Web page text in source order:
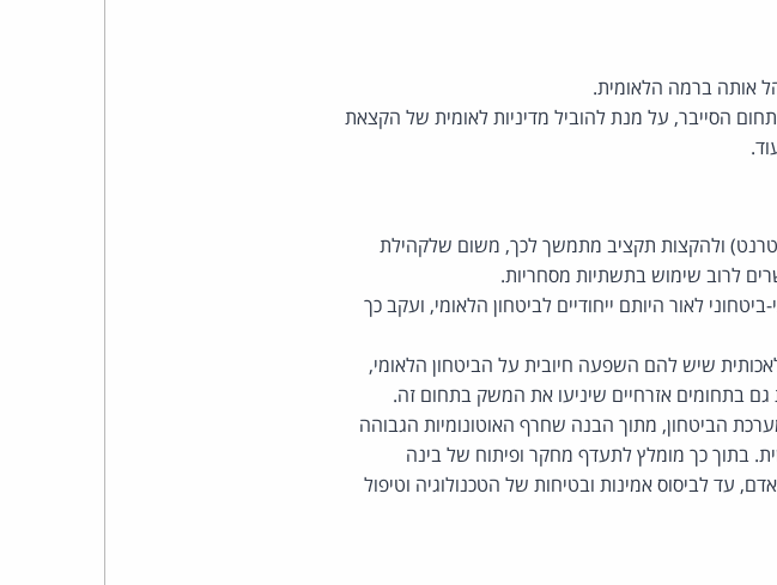
אותה ברמה הלאומית.
הסייבר, על מנת להוביל מדיניות לאומית של הקצאת
ולהקצות תקציב מתמשך לכך, משום שלקהילת
לרוב שימוש בתשתיות מסחריות.
לאור היותם ייחודיים לביטחון הלאומי, ועקב כך
שיש להם השפעה חיובית על הביטחון הלאומי,
בתחומים אזרחיים שיניעו את המשק בתחום זה.
הביטחון, מתוך הבנה שחרף האוטונומיות הגבוהה
בתוך כך מומלץ לתעדף מחקר ופיתוח של בינה
עד לביסוס אמינות ובטיחות של הטכנולוגיה וטיפול